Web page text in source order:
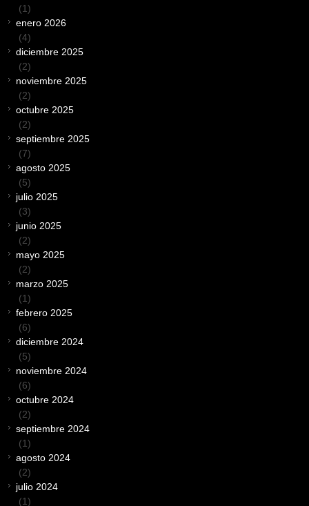
(1)
enero 2026
(4)
diciembre 2025
(2)
noviembre 2025
(2)
octubre 2025
(2)
septiembre 2025
(7)
agosto 2025
(5)
julio 2025
(3)
junio 2025
(2)
mayo 2025
(2)
marzo 2025
(1)
febrero 2025
(6)
diciembre 2024
(5)
noviembre 2024
(6)
octubre 2024
(2)
septiembre 2024
(1)
agosto 2024
(2)
julio 2024
(1)